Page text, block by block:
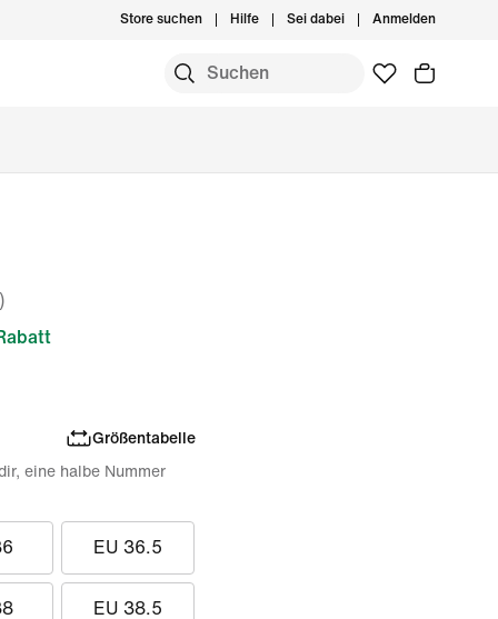
Store suchen Hilfe Sei dabei Anmelden
Größentabelle
EU 36.5
EU 38.5
eine halbe Nummer